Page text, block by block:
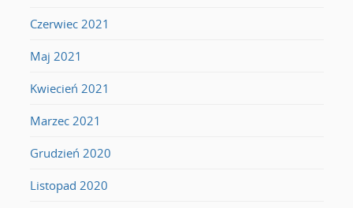
Czerwiec 2021
Maj 2021
Kwiecień 2021
Marzec 2021
Grudzień 2020
Listopad 2020